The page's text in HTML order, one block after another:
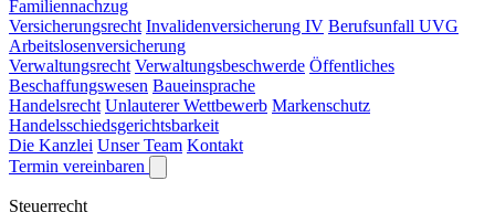
Familiennachzug
Versicherungsrecht Invalidenversicherung IV Berufsunfall UVG
Arbeitslosenversicherung
Verwaltungsrecht Verwaltungsbeschwerde Öffentliches
Beschaffungswesen Baueinsprache
Handelsrecht Unlauterer Wettbewerb Markenschutz
Handelsschiedsgerichtsbarkeit
Die Kanzlei Unser Team Kontakt
Termin vereinbaren
Steuerrecht